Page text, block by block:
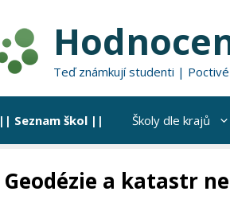
Teď známkují studenti |
|| Seznam škol || Školy dle krajů
Geodézie a katastr